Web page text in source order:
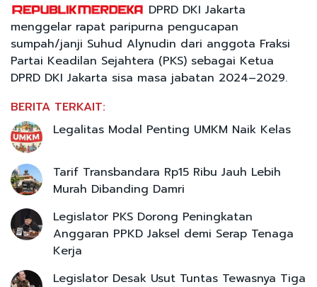
DPRD DKI Jakarta
menggelar rapat paripurna pengucapan
sumpah/janji Suhud Alynudin dari anggota Fraksi
Partai Keadilan Sejahtera (PKS) sebagai Ketua
DPRD DKI Jakarta sisa masa jabatan 2024–2029.
BERITA TERKAIT:
Legalitas Modal Penting UMKM Naik Kelas
Tarif Transbandara Rp15 Ribu Jauh Lebih
Murah Dibanding Damri
Legislator PKS Dorong Peningkatan
Anggaran PPKD Jaksel demi Serap Tenaga
Kerja
Legislator Desak Usut Tuntas Tewasnya Tiga